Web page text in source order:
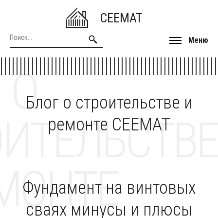
CEEMAT
Меню
Блог о строительстве и
ремонте CEEMAT
О
Фундамент на винтовых
сваях минусы и плюсы